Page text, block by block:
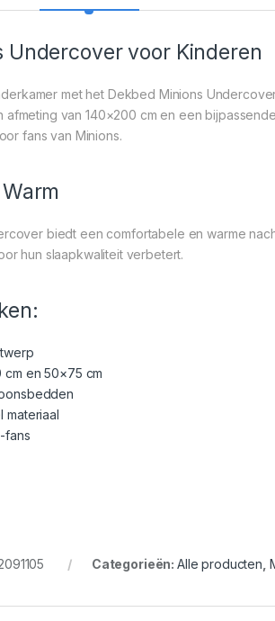
Undercover voor Kinderen
met het Dekbed Minions
van 140×200 cm en een
fans van Minions.
biedt een comfortabele en warme
hun slaapkwaliteit verbetert.
cm en 50×75 cm
materiaal
fans
Categorieën: Alle producten